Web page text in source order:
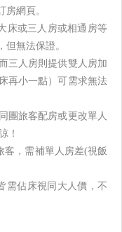
網頁。
床或三人房或相通房等
無法保證。
三人房則提供雙人房加
再小一點）可需求無法
團旅客配房或更改單人
！
客，需補單人房差(視飯
需佔床視同大人價，不